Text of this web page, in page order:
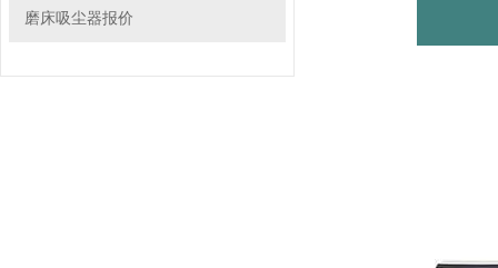
磨床吸尘器报价